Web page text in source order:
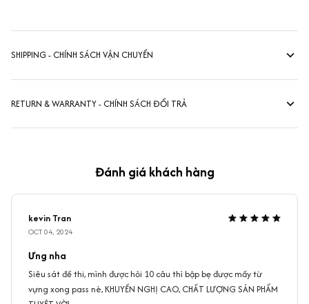
SHIPPING - CHÍNH SÁCH VẬN CHUYỂN
RETURN & WARRANTY - CHÍNH SÁCH ĐỔI TRẢ
Đánh giá khách hàng
kevin Tran
OCT 04, 2024
Ưng nha
Siêu sát đề thi, mình được hỏi 10 câu thì bập bẹ được mấy từ
vựng xong pass nè, KHUYẾN NGHỊ CAO, CHẤT LƯỢNG SẢN PHẨM